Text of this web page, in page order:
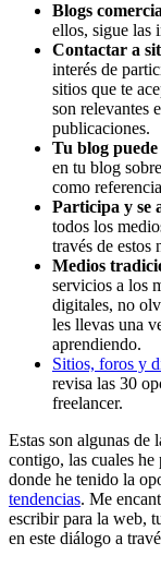
Blogs
ellos, sigue las
Contactar a
interés de
sitios que te
son relevantes
publicaciones.
Tu blog
en tu blog
como
Participa y se
todos los
través de estos
Medios
servicios a los
digitales, no
les llevas una
aprendiendo.
Sitios, foros y
revisa las 30
freelancer.
Estas son algunas de
contigo, las cuales he
donde he tenido la
tendencias. Me
escribir para la web,
en este diálogo a